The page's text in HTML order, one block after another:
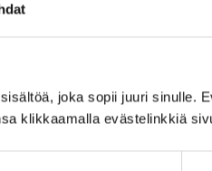
joka sopii juuri sinulle.
klikkaamalla evästelinkkiä
Vesan
ja usealle